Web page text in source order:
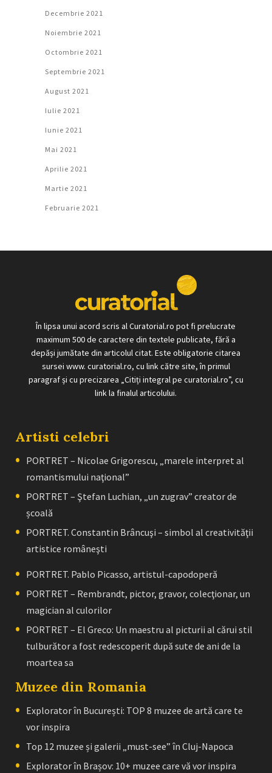
Decembrie 2021
Noiembrie 2021
Octombrie 2021
Septembrie 2021
August 2021
Iulie 2021
Iunie 2021
Mai 2021
Aprilie 2021
Martie 2021
Februarie 2021
În lipsa unui acord scris al Curatorial.ro pot fi prelucrate
maximum 500 de caractere din textele publicate, fără a
depăși jumătate din articolul citat. Este obligatorie citarea
sursei www. curatorial.ro, cu link către site, în primul
paragraf și cu precizarea „Citiți integral pe curatorial.ro”, cu
link la finalul articolului.
Artisti celebri
PORTRET – Nicolae Grigorescu, „marele interpret al
romantismului naţional”
PORTRET – Ştefan Luchian, „un zugrav” creator de
școală
PORTRET. Constantin Brâncuşi – simbol al creativităţii
artistice româneşti
PORTRET. Pablo Picasso, artistul-capodoperă
PORTRET – Rembrandt, pictor, gravor, colecţionar, un
magician al culorilor
PORTRET – El Greco: Un maestru al picturii al cărui stil
tulburător a fost redescoperit după sute de ani de la
moartea sa
Muzee din Romania
Explorator în București: TOP 8 muzee de artă care te
vor inspira
Top 12 muzee și galerii „must-see” în Cluj-Napoca
Explorator în Brașov: 10+ muzee care vă vor inspira